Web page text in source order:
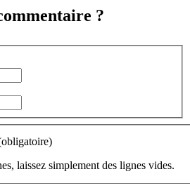
?
laissez simplement des lignes vides.